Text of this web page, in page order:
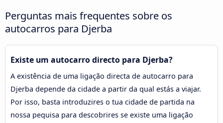
Perguntas mais frequentes sobre os
autocarros para Djerba
Existe um autocarro directo para Djerba?
A existência de uma ligação directa de autocarro para
Djerba depende da cidade a partir da qual estás a viajar.
Por isso, basta introduzires o tua cidade de partida na
nossa pequisa para descobrires se existe uma ligação